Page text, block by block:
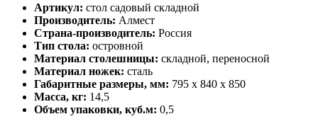
Артикул: стол садовый складной
Производитель: Алмест
Страна-производитель: Россия
Тип стола: островной
Материал столешницы: складной, переносной
Материал ножек: сталь
Габаритные размеры, мм: 795 х 840 х 850
Масса, кг: 14,5
Объем упаковки, куб.м: 0,5